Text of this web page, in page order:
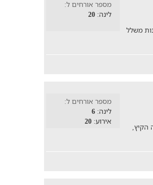
משלל
מספר אורחים ל:
לינה:20
הקיץ,
מספר אורחים ל:
לינה:6
אירוע:20